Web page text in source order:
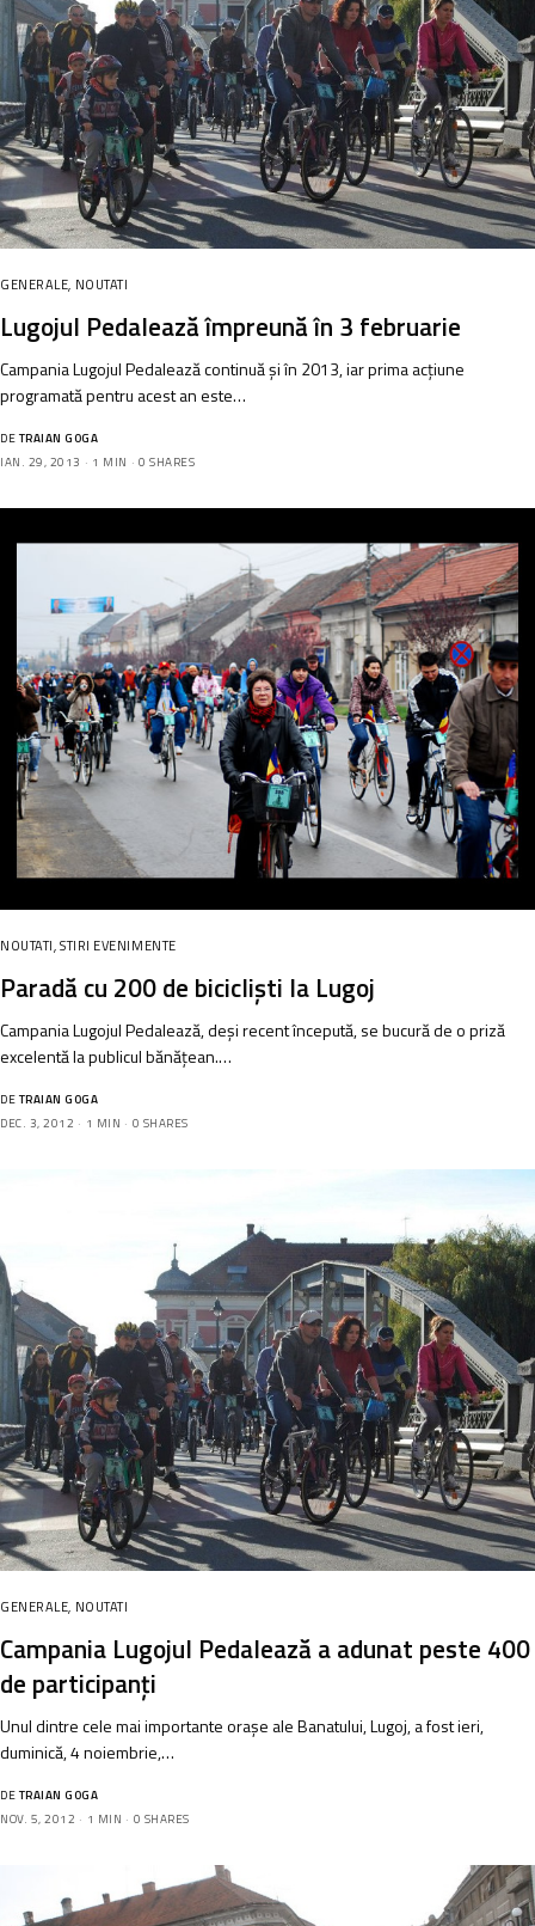
GENERALE, NOUTATI
Lugojul Pedalează împreună în 3 februarie
Campania Lugojul Pedalează continuă și în 2013, iar prima acțiune
programată pentru acest an este…
DE TRAIAN GOGA
IAN. 29, 2013
1 MIN 0 SHARES
NOUTATI,STIRI EVENIMENTE
Paradă cu 200 de bicicliști la Lugoj
Campania Lugojul Pedalează, deși recent începută, se bucură de o priză
excelentă la publicul bănățean.…
DE TRAIAN GOGA
DEC. 3, 2012
1 MIN 0 SHARES
GENERALE, NOUTATI
Campania Lugojul Pedalează a adunat peste 400
de participanți
Unul dintre cele mai importante orașe ale Banatului, Lugoj, a fost ieri,
duminică, 4 noiembrie,…
DE TRAIAN GOGA
NOV. 5, 2012
1 MIN 0 SHARES